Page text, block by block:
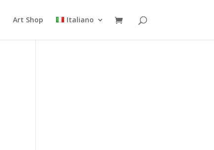
Art Shop Italiano